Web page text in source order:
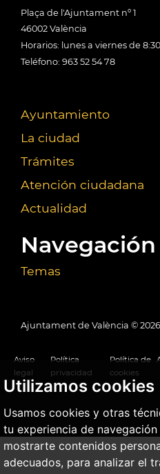
Utilizamos cookies
Usamos cookies y otras
tu experiencia de
mostrarte contenidos
adecuados, para analizar el
Plaça de l'Ajuntament nº 1
46002 València
Horarios: lunes a viernes de
Teléfono: 963 52 54 78
Ayuntamiento
La ciudad
Trámites
Atención ciudadana
Actualidad
Navegación
Temas
Ajuntament de València © 2026
Aviso
legal
Política
privacidad
Política de
cookies